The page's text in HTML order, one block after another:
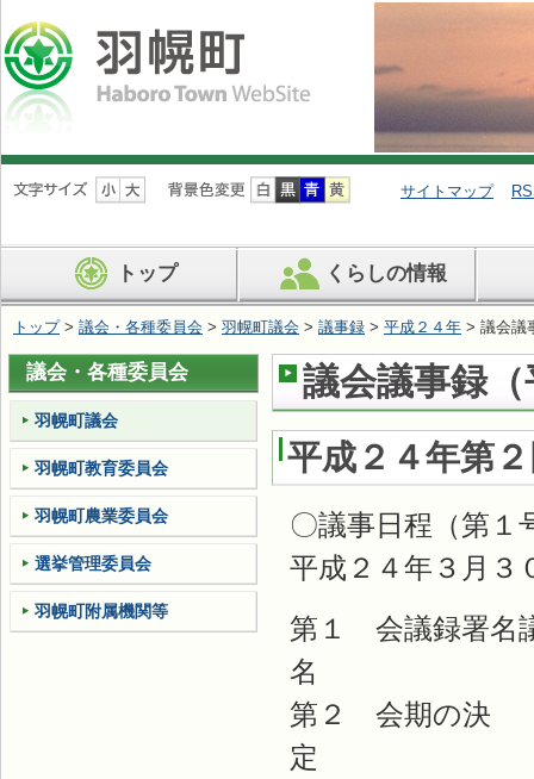
ナ
ビ
ン
を
ば
す
サイトマップ
トップ くらしの情報
トップ> 議会・各種委員会 > 羽幌町議会 > 議事録 > 平成２４年 > 議会議
議会議事録
平成２４年第
〇議事日程（第１
平成２４年３月
第１ 会議録署名
第２ 会期の決
議会・各種委員会
羽幌町議会
羽幌町教育委員会
羽幌町農業委員会
選挙管理委員会
羽幌町附属機関等